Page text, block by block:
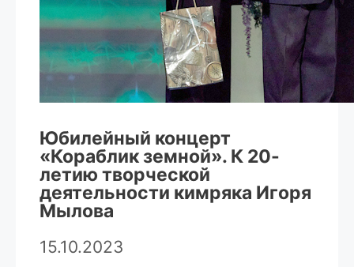
Юбилейный концерт
«Кораблик земной». К 20-
летию творческой
деятельности кимряка Игоря
Мылова
15.10.2023